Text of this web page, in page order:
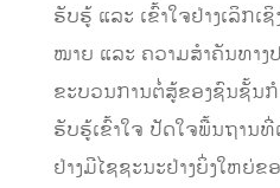
ຮັບຮູ້ ແລະ ເຂົ້າໃຈຢ່າງເລິກ
ໝາຍ ແລະ ຄວາມສໍາຄັນທາງ
ຂະບວນການຕໍ່ສູ້ຂອງຊົນຊັ້ນ
ຮັບຮູ້ເຂົ້າໃຈ ປັດໃຈພື້ນຖານ
ຢ່າງມີໄຊຊະນະຢ່າງຍິ່ງໃຫຍ່